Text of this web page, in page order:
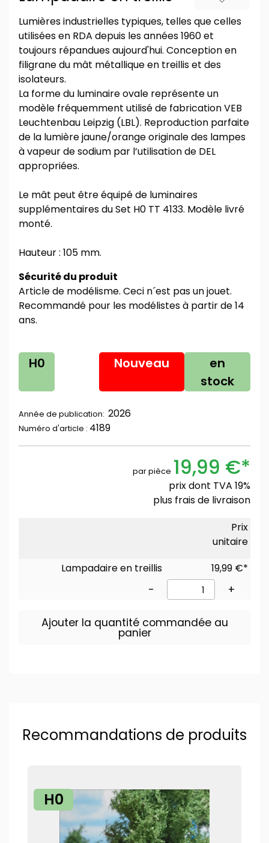
Lumières industrielles typiques, telles que celles
utilisées en RDA depuis les années 1960 et
toujours répandues aujourd'hui. Conception en
filigrane du mât métallique en treillis et des
isolateurs.
La forme du luminaire ovale représente un
modèle fréquemment utilisé de fabrication VEB
Leuchtenbau Leipzig (LBL). Reproduction parfaite
de la lumière jaune/orange originale des lampes
à vapeur de sodium par l’utilisation de DEL
appropriées.
Le mât peut être équipé de luminaires
supplémentaires du Set H0 TT 4133. Modèle livré
monté.
Hauteur : 105 mm.
Sécurité du produit
Article de modélisme. Ceci n´est pas un jouet.
Recommandé pour les modélistes à partir de 14
ans.
H0 Nouveau
en
stock
Année de publication: 2026
Numéro d'article : 4189
par pièce 19,99 €*
prix dont TVA 19%
plus frais de livraison
Prix
unitaire
Lampadaire en treillis
19,99 €*
- +
Ajouter la quantité commandée au
panier
Recommandations de produits
H0